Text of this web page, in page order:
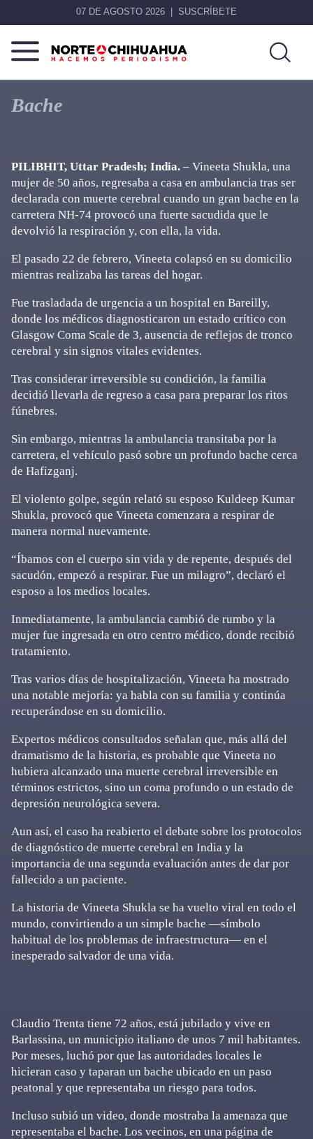
07 DE AGOSTO 2026 SUSCRÍBETE
Norte
Chihuahua
Más
que
noticias,
Bache
PILIBHIT, Uttar Pradesh; India. – Vineeta Shukla, una
mujer de 50 años, regresaba a casa en ambulancia tras ser
declarada con muerte cerebral cuando un gran bache en la
carretera NH-74 provocó una fuerte sacudida que le
devolvió la respiración y, con ella, la vida.
El pasado 22 de febrero, Vineeta colapsó en su domicilio
mientras realizaba las tareas del hogar.
Fue trasladada de urgencia a un hospital en Bareilly,
donde los médicos diagnosticaron un estado crítico con
Glasgow Coma Scale de 3, ausencia de reflejos de tronco
cerebral y sin signos vitales evidentes.
Tras considerar irreversible su condición, la familia
decidió llevarla de regreso a casa para preparar los ritos
fúnebres.
Sin embargo, mientras la ambulancia transitaba por la
carretera, el vehículo pasó sobre un profundo bache cerca
de Hafizganj.
El violento golpe, según relató su esposo Kuldeep Kumar
Shukla, provocó que Vineeta comenzara a respirar de
manera normal nuevamente.
“Íbamos con el cuerpo sin vida y de repente, después del
sacudón, empezó a respirar. Fue un milagro”, declaró el
esposo a los medios locales.
Inmediatamente, la ambulancia cambió de rumbo y la
mujer fue ingresada en otro centro médico, donde recibió
tratamiento.
Tras varios días de hospitalización, Vineeta ha mostrado
una notable mejoría: ya habla con su familia y continúa
recuperándose en su domicilio.
Expertos médicos consultados señalan que, más allá del
dramatismo de la historia, es probable que Vineeta no
hubiera alcanzado una muerte cerebral irreversible en
términos estrictos, sino un coma profundo o un estado de
depresión neurológica severa.
Aun así, el caso ha reabierto el debate sobre los protocolos
de diagnóstico de muerte cerebral en India y la
importancia de una segunda evaluación antes de dar por
fallecido a un paciente.
La historia de Vineeta Shukla se ha vuelto viral en todo el
mundo, convirtiendo a un simple bache —símbolo
habitual de los problemas de infraestructura— en el
inesperado salvador de una vida.
Claudio Trenta tiene 72 años, está jubilado y vive en
Barlassina, un municipio italiano de unos 7 mil habitantes.
Por meses, luchó por que las autoridades locales le
hicieran caso y taparan un bache ubicado en un paso
peatonal y que representaba un riesgo para todos.
Incluso subió un video, donde mostraba la amenaza que
representaba el bache. Los vecinos, en una página de